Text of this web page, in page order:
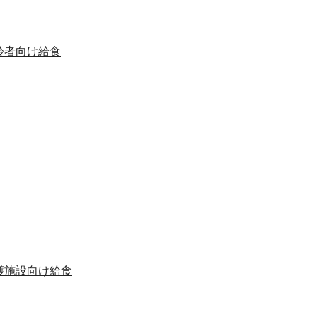
者向け給食
施設向け給食